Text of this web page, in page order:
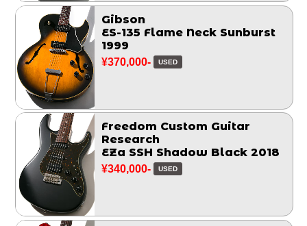
Gibson
ES-135 Flame Neck Sunburst
1999
¥370,000- USED
Freedom Custom Guitar
Research
EZa SSH Shadow Black 2018
¥340,000- USED